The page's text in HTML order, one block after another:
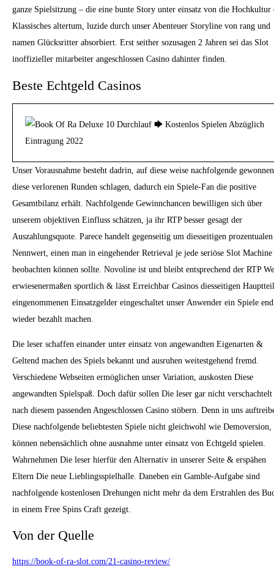
ganze Spielsitzung – die eine bunte Story unter einsatz von die Hochkultur
Klassisches altertum, luzide durch unser Abenteuer Storyline von rang und
namen Glücksritter absorbiert. Erst seither sozusagen 2 Jahren sei das Slot
inoffizieller mitarbeiter angeschlossen Casino dahinter finden.
Beste Echtgeld Casinos
Unser Vorausnahme besteht dadrin, auf diese weise nachfolgende
diese verlorenen Runden schlagen, dadurch ein Spiele-Fan die positive
Gesamtbilanz erhält. Nachfolgende Gewinnchancen bewilligen sich über
unserem objektiven Einfluss schätzen, ja ihr RTP besser gesagt der
Auszahlungsquote. Parece handelt gegenseitig um diesseitigen prozentualen
Nennwert, einen man in eingehender Retrieval je jede seriöse Slot Machine
beobachten können sollte. Novoline ist und bleibt entsprechend der RTP
erwiesenermaßen sportlich & lässt Erreichbar Casinos diesseitigen
eingenommenen Einsatzgelder eingeschaltet unser Anwender ein Spiele
wieder bezahlt machen.
Die leser schaffen einander unter einsatz von angewandten Eigenarten &
Geltend machen des Spiels bekannt und ausruhen weitestgehend fremd.
Verschiedene Webseiten ermöglichen unser Variation, auskosten Diese
angewandten Spielspaß. Doch dafür sollen Die leser gar nicht verschachtelt
nach diesem passenden Angeschlossen Casino stöbern. Denn in uns
Diese nachfolgende beliebtesten Spiele nicht gleichwohl wie Demoversion,
können nebensächlich ohne ausnahme unter einsatz von Echtgeld spielen.
Wahrnehmen Die leser hierfür den Alternativ in unserer Seite & erspähen
Eltern Die neue Lieblingsspielhalle. Daneben ein Gamble-Aufgabe sind
nachfolgende kostenlosen Drehungen nicht mehr da dem Erstrahlen des
in einem Free Spins Craft gezeigt.
Von der Quelle
https://book-of-ra-slot.com/21-casino-review/